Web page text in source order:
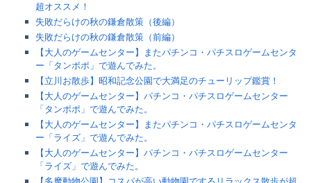
超オススメ！
失敗だらけの秋の鎌倉散策（後編）
失敗だらけの秋の鎌倉散策（前編）
【大人のゲームセンター】またパチンコ・パチスロゲームセンタ
ー「タンポポ」で遊んでみた。
【立川お散歩】昭和記念公園で大満足のチューリップ鑑賞！
【大人のゲームセンター】パチンコ・パチスロゲームセンター
「タンポポ」で遊んでみた。
【大人のゲームセンター】またパチンコ・パチスロゲームセンタ
ー「ライズ」で遊んでみた。
【大人のゲームセンター】パチンコ・パチスロゲームセンター
「ライズ」で遊んでみた。